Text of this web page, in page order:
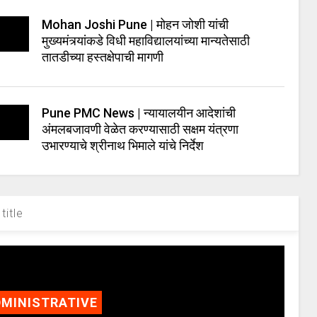
Mohan Joshi Pune | मोहन जोशी यांची
मुख्यमंत्र्यांकडे विधी महाविद्यालयांच्या मान्यतेसाठी
तातडीच्या हस्तक्षेपाची मागणी
Pune PMC News | न्यायालयीन आदेशांची
अंमलबजावणी वेळेत करण्यासाठी सक्षम यंत्रणा
उभारण्याचे श्रीनाथ भिमाले यांचे निर्देश